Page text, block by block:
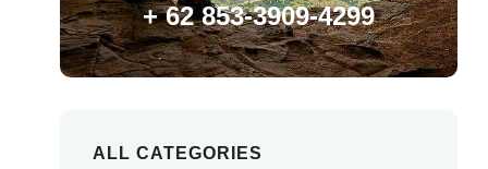
+ 62 853-3909-4299
ALL CATEGORIES